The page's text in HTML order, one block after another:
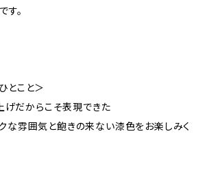
す。
とこと＞
だからこそ表現できた
な雰囲気と飽きの来ない漆色をお楽しみく